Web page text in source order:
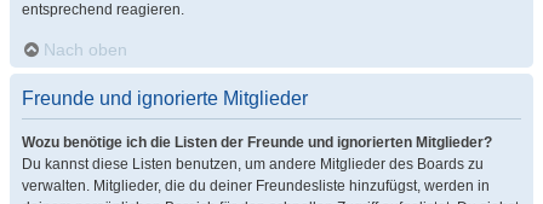
entsprechend reagieren.
Nach oben
Freunde und ignorierte Mitglieder
Wozu benötige ich die Listen der Freunde und ignorierten Mitglieder?
Du kannst diese Listen benutzen, um andere Mitglieder des Boards zu
verwalten. Mitglieder, die du deiner Freundesliste hinzufügst, werden in